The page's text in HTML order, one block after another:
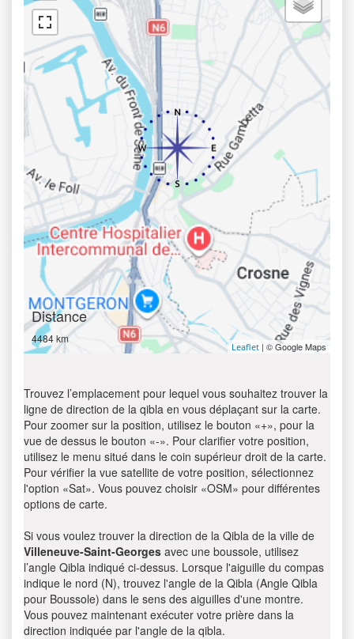
Distance
4484 km
Leaflet | © Google Maps
Trouvez l’emplacement pour lequel vous souhaitez trouver la
ligne de direction de la qibla en vous déplaçant sur la carte.
Pour zoomer sur la position, utilisez le bouton «+», pour la
vue de dessus le bouton «-». Pour clarifier votre position,
utilisez le menu situé dans le coin supérieur droit de la carte.
Pour vérifier la vue satellite de votre position, sélectionnez
l'option «Sat». Vous pouvez choisir «OSM» pour différentes
options de carte.
Si vous voulez trouver la direction de la Qibla de la ville de
Villeneuve-Saint-Georges avec une boussole, utilisez
l’angle Qibla indiqué ci-dessus. Lorsque l'aiguille du compas
indique le nord (N), trouvez l'angle de la Qibla (Angle Qibla
pour Boussole) dans le sens des aiguilles d'une montre.
Vous pouvez maintenant exécuter votre prière dans la
direction indiquée par l'angle de la qibla.